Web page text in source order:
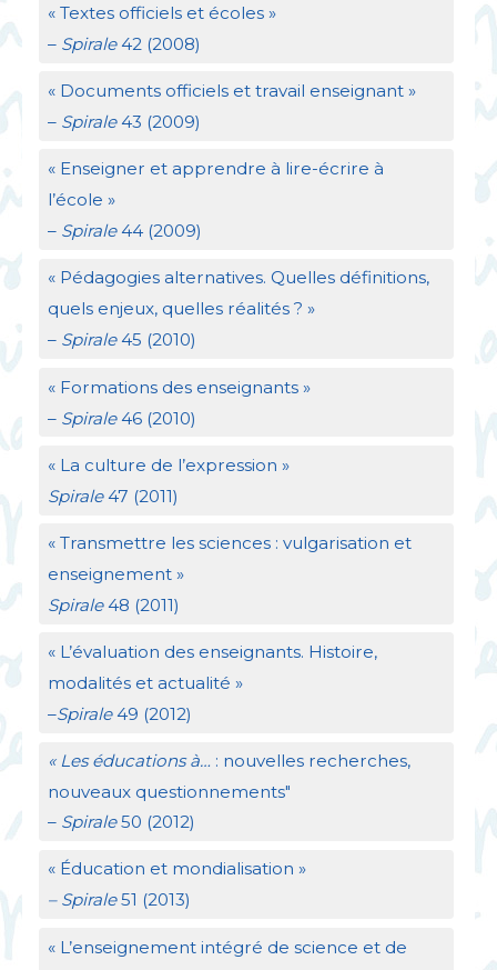
« Textes officiels et écoles »
– Spirale42 (2008)
« Documents officiels et travail enseignant »
– Spirale43 (2009)
« Enseigner et apprendre à lire-écrire à
l’école »
– Spirale44 (2009)
« Pédagogies alternatives. Quelles définitions,
quels enjeux, quelles réalités ? »
– Spirale45 (2010)
« Formations des enseignants »
– Spirale46 (2010)
« La culture de l’expression »
Spirale47 (2011)
« Transmettre les sciences : vulgarisation et
enseignement »
Spirale48 (2011)
« L’évaluation des enseignants. Histoire,
modalités et actualité »
–Spirale49 (2012)
« Les éducations à… : nouvelles recherches,
nouveaux questionnements"
– Spirale50 (2012)
« Éducation et mondialisation »
– Spirale51 (2013)
« L’enseignement intégré de science et de